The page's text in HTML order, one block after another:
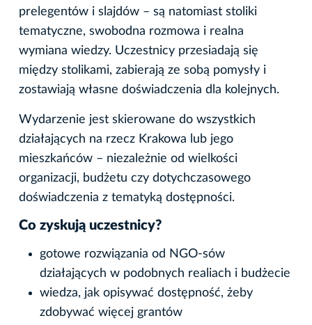
prelegentów i slajdów – są natomiast stoliki
tematyczne, swobodna rozmowa i realna
wymiana wiedzy. Uczestnicy przesiadają się
między stolikami, zabierają ze sobą pomysły i
zostawiają własne doświadczenia dla kolejnych.
Wydarzenie jest skierowane do wszystkich
działających na rzecz Krakowa lub jego
mieszkańców – niezależnie od wielkości
organizacji, budżetu czy dotychczasowego
doświadczenia z tematyką dostępności.
Co zyskują uczestnicy?
gotowe rozwiązania od NGO-sów
działających w podobnych realiach i budżecie
wiedza, jak opisywać dostępność, żeby
zdobywać więcej grantów